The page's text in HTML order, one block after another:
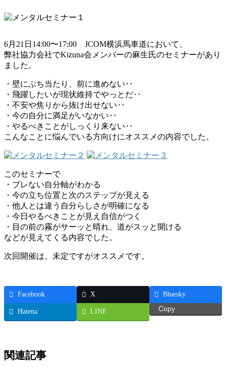
6月21日14:00〜17:00 JCOM横浜馬車道において、
弊社協力会社でKizuna会メンバーの麻生氏のセミナーがあり
ました。
・壁にぶち当たり、前に進めない‥
・飛躍したいが現状維持でやっとだ‥
・不安や焦りから抜け出せない‥
・今の自分に満足がいなかい‥
・やるべきことがしっくり来ない‥
こんなことに悩んでいる方向けにオススメの内容でした。
このセミナーで
・ブレない自分軸がわかる
・今の立ち位置と次のステップが見える
・他人とは違う自分らしさが明確になる
・今日やるべきことが見え自信がつく
・目の前の霧がサーッと晴れ、道がスッと開ける
などが見えてくる内容でした。
次回開催は、未定ですがオススメです。
Facebook X Bluesky
Hatena LINE Copy
関連記事